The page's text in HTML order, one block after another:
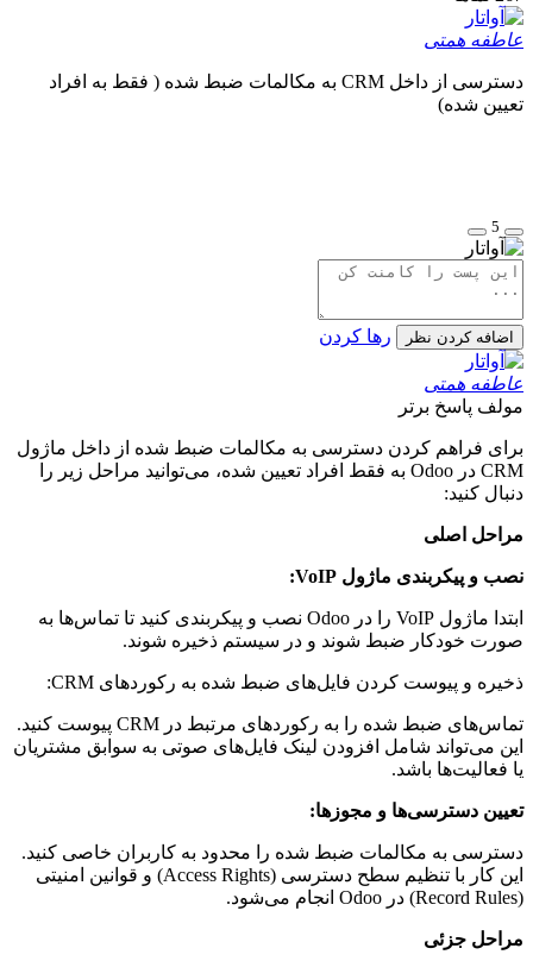
عاطفه همتی
دسترسی از داخل CRM به مکالمات ضبط شده ( فقط به افراد
تعیین شده)
5
اضافه کردن نظر رها کردن
عاطفه همتی
مولف پاسخ برتر
برای فراهم کردن دسترسی به مکالمات ضبط شده از داخل ماژول
CRM در Odoo به فقط افراد تعیین شده، می‌توانید مراحل زیر را
دنبال کنید:
مراحل اصلی
نصب و پیکربندی ماژول VoIP:
ابتدا ماژول VoIP را در Odoo نصب و پیکربندی کنید تا تماس‌ها به
صورت خودکار ضبط شوند و در سیستم ذخیره شوند.
ذخیره و پیوست کردن فایل‌های ضبط شده به رکوردهای CRM:
تماس‌های ضبط شده را به رکوردهای مرتبط در CRM پیوست کنید.
این می‌تواند شامل افزودن لینک فایل‌های صوتی به سوابق مشتریان
یا فعالیت‌ها باشد.
تعیین دسترسی‌ها و مجوزها:
دسترسی به مکالمات ضبط شده را محدود به کاربران خاصی کنید.
این کار با تنظیم سطح دسترسی (Access Rights) و قوانین امنیتی
(Record Rules) در Odoo انجام می‌شود.
مراحل جزئی